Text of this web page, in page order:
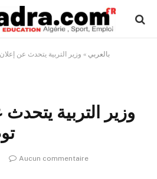
بالعربي » وزير التربية يتحدث عن
وزير التربية يتحدث
Aucun commentaire